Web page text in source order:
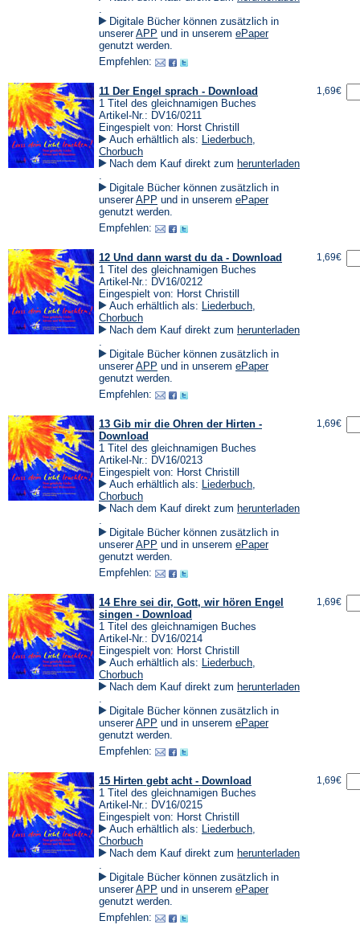
in
einem
neuen
Tab)
.
Digitale Bücher können zusätzlich in
unsererAPP (Öffnet
in
neuen
und in unserem ePaper(Öffnet
genutzt werden.
Empfehlen:
11 Der Engel sprach - Download
1 Titel des gleichnamigen Buches
Artikel-Nr.: DV16/0211
Eingespielt von: Horst Christill
Auch erhältlich als: Liederbuch,
Chorbuch
Nach dem Kauf direkt zum herunterladen
in
einem
neuen
Tab)
.
Digitale Bücher können zusätzlich in
unsererAPP (Öffnet
in
neuen
und in unserem ePaper(Öffnet
genutzt werden.
Empfehlen:
1,69€
12 Und dann warst du da - Download
1 Titel des gleichnamigen Buches
Artikel-Nr.: DV16/0212
Eingespielt von: Horst Christill
Auch erhältlich als: Liederbuch,
Chorbuch
Nach dem Kauf direkt zum herunterladen
in
einem
neuen
Tab)
.
Digitale Bücher können zusätzlich in
unsererAPP (Öffnet
in
neuen
und in unserem ePaper(Öffnet
genutzt werden.
Empfehlen:
1,69€
13 Gib mir die Ohren der Hirten -
Download
1 Titel des gleichnamigen Buches
Artikel-Nr.: DV16/0213
Eingespielt von: Horst Christill
Auch erhältlich als: Liederbuch,
Chorbuch
Nach dem Kauf direkt zum herunterladen
in
einem
neuen
Tab)
.
Digitale Bücher können zusätzlich in
unsererAPP (Öffnet
in
neuen
und in unserem ePaper(Öffnet
genutzt werden.
Empfehlen:
1,69€
14 Ehre sei dir, Gott, wir hören Engel
singen - Download
1 Titel des gleichnamigen Buches
Artikel-Nr.: DV16/0214
Eingespielt von: Horst Christill
Auch erhältlich als: Liederbuch,
Chorbuch
Nach dem Kauf direkt zum herunterladen
in
einem
neuen
Tab)
.
Digitale Bücher können zusätzlich in
unsererAPP (Öffnet
in
neuen
und in unserem ePaper(Öffnet
genutzt werden.
Empfehlen:
1,69€
15 Hirten gebt acht - Download
1 Titel des gleichnamigen Buches
Artikel-Nr.: DV16/0215
Eingespielt von: Horst Christill
Auch erhältlich als: Liederbuch,
Chorbuch
Nach dem Kauf direkt zum herunterladen
in
einem
neuen
Tab)
.
Digitale Bücher können zusätzlich in
unsererAPP (Öffnet
in
neuen
und in unserem ePaper(Öffnet
genutzt werden.
Empfehlen:
1,69€